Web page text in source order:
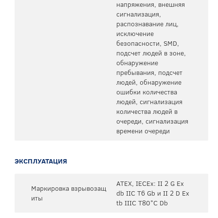
напряжения, внешняя
сигнализация,
распознавание лиц,
исключение
безопасности, SMD,
подсчет людей в зоне,
обнаружение
пребывания, подсчет
людей, обнаружение
ошибки количества
людей, сигнализация
количества людей в
очереди, сигнализация
времени очереди
ЭКСПЛУАТАЦИЯ
Маркировка взрывозащ
иты
ATEX, IECEx: II 2 G Ex
db IIC T6 Gb и II 2 D Ex
tb IIIC T80°C Db